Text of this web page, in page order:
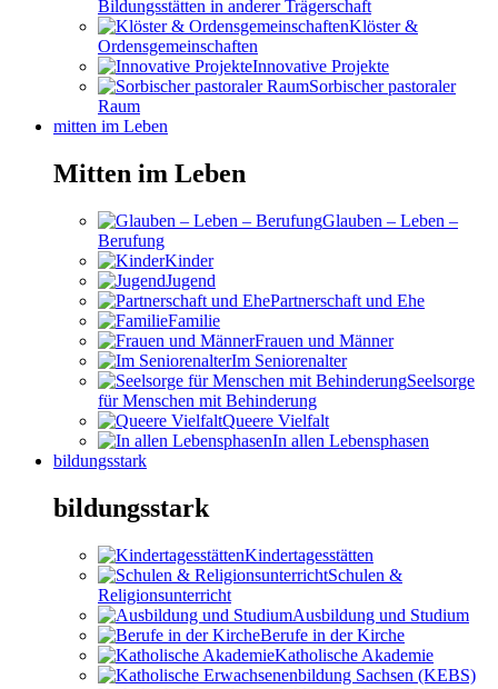
Bildungsstätten in anderer Trägerschaft
Klöster &
Ordensgemeinschaften
Innovative Projekte
Sorbischer pastoraler
Raum
mitten im Leben
Mitten im Leben
Glauben – Leben –
Berufung
Kinder
Jugend
Partnerschaft und Ehe
Familie
Frauen und Männer
Im Seniorenalter
Seelsorge
für Menschen mit Behinderung
Queere Vielfalt
In allen Lebensphasen
bildungsstark
bildungsstark
Kindertagesstätten
Schulen &
Religionsunterricht
Ausbildung und Studium
Berufe in der Kirche
Katholische Akademie